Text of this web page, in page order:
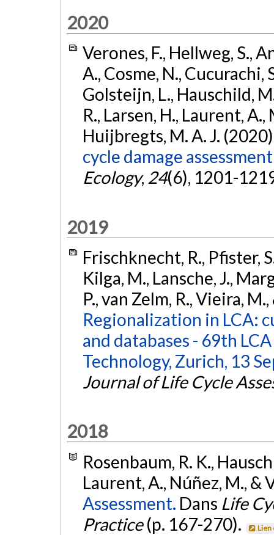
2020
Verones, F., Hellweg, S.,
A., Cosme, N., Cucurachi,
Golsteijn, L., Hauschild,
R., Larsen, H., Laurent,
Huijbregts, M. A. J.
cycle damage
Ecology, 24(6), 1201-
2019
Frischknecht, R., Pfister,
Kilga, M., Lansche, J.,
P., van Zelm, R., Vieira,
Regionalization in LCA:
and databases - 69th
Technology, Zurich, 13
Journal of Life Cycle
2018
Rosenbaum, R. K.,
Laurent, A., Núñez, M., &
Assessment. Dans Life
Practice(p. 167-270). Lien